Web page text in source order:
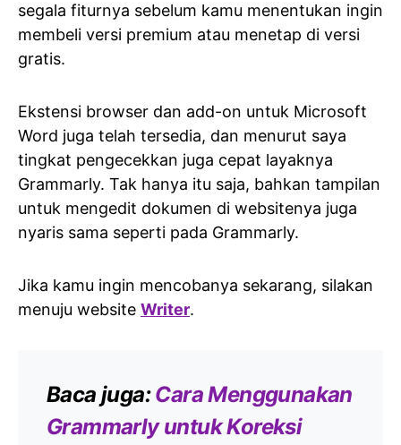
segala fiturnya sebelum kamu menentukan ingin
membeli versi premium atau menetap di versi
gratis.
Ekstensi browser dan add-on untuk Microsoft
Word juga telah tersedia, dan menurut saya
tingkat pengecekkan juga cepat layaknya
Grammarly. Tak hanya itu saja, bahkan tampilan
untuk mengedit dokumen di websitenya juga
nyaris sama seperti pada Grammarly.
Jika kamu ingin mencobanya sekarang, silakan
menuju website Writer.
Baca juga:Cara Menggunakan
Grammarly untuk Koreksi